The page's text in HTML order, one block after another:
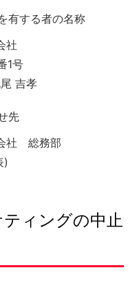
有する者の名称
社
1号
吉孝
先
社 総務部
)
ィングの中止